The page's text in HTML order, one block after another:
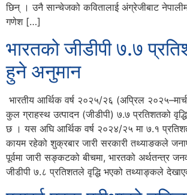
छिन् । उनै सान्चेजको कवितालाई अंग्रेजीबाट
गणेश […]
भारतको जीडीपी ७.७
हुने अनुमान
भारतीय आर्थिक वर्ष २०२५/२६ (अप्रिल
कुल ग्राहस्थ उत्पादन (जीडीपी) ७.७ प्रतिशतको
छ । यस अघि आर्थिक वर्ष २०२४/२५ मा ७.१
कायम रहेको शुक्रबार जारी सरकारी तथ्याङकले
पूर्वमा जारी सङ्कटको बीचमा, भारतको अर्थतन्त्र
जीडीपी ७.८ प्रतिशतले वृद्धि भएको तथ्याङ्कले